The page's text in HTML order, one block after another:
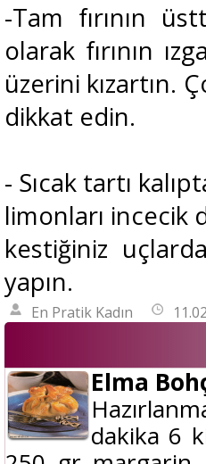
-Tam fırının
olarak fırının
üzerini kızartın.
dikkat edin.
- Sıcak tartı
limonları incecik
kestiğiniz
yapın.
En Pratik Kadın
Elma
dakika 6